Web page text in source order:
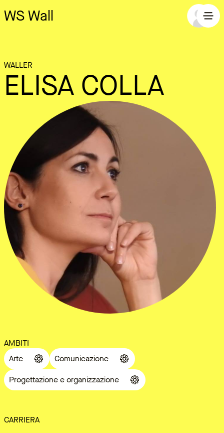
WS Wall
WALLER
ELISA COLLA
AMBITI
Arte
Comunicazione
Progettazione e organizzazione
CARRIERA